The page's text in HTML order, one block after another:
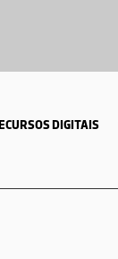
DIGITAIS